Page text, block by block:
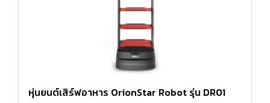
หุ่นยนต์เสิร์ฟอาหาร OrionStar Robot รุ่น DR01